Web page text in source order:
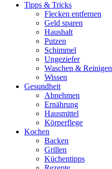
Tipps & Tricks
Flecken entfernen
Geld sparen
Haushalt
Putzen
Schimmel
Ungeziefer
Waschen & Reinigen
Wissen
Gesundheit
Abnehmen
Ernährung
Hausmittel
Körperflege
Kochen
Backen
Grillen
Küchentipps